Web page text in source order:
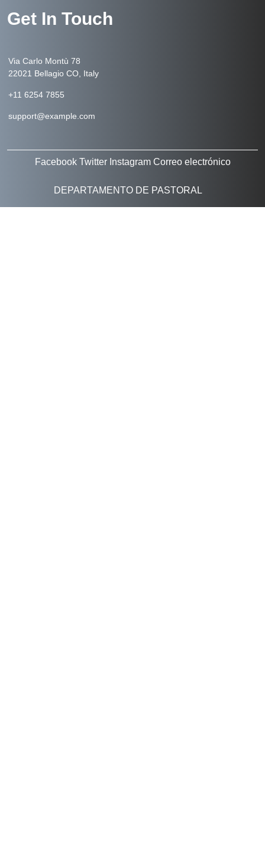
Get In Touch
Via Carlo Montù 78
22021 Bellagio CO, Italy
+11 6254 7855
support@example.com
Facebook Twitter Instagram Correo electrónico
DEPARTAMENTO DE PASTORAL